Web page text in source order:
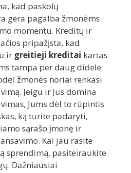
kad paskolų
gera pagalba žmonėms
momentu. Kreditų ir
pripažįsta, kad
ir greitieji kreditai kartas
tampa per daug didele
žmonės noriai renkasi
Jeigu ir Jus domina
Jums dėl to rūpintis
ką turite padaryti,
sąrašo įmonę ir
Kai jau rasite
sprendimą, pasiteiraukite
Dažniausiai